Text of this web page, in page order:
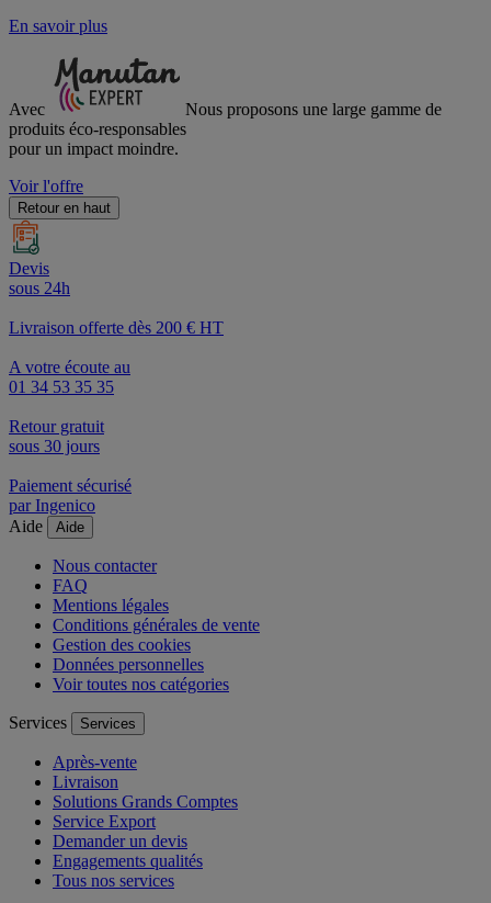
En savoir plus
Avec
Nous proposons une large gamme de
produits éco-responsables
pour un impact moindre.
Voir l'offre
Retour en haut
Devis
sous 24h
Livraison offerte dès 200 € HT
A votre écoute au
01 34 53 35 35
Retour gratuit
sous 30 jours
Paiement sécurisé
par Ingenico
Aide
Aide
Nous contacter
FAQ
Mentions légales
Conditions générales de vente
Gestion des cookies
Données personnelles
Voir toutes nos catégories
Services Services
Après-vente
Livraison
Solutions Grands Comptes
Service Export
Demander un devis
Engagements qualités
Tous nos services